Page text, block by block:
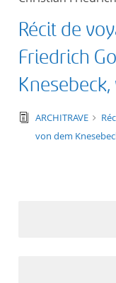
Récit de
Friedrich
Knesebeck,
text/
ARCHITRAVE
von dem